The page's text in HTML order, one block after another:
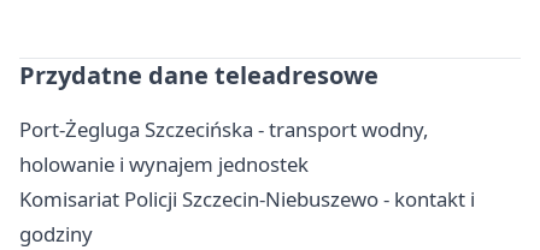
Przydatne dane teleadresowe
Port-Żegluga Szczecińska - transport wodny,
holowanie i wynajem jednostek
Komisariat Policji Szczecin-Niebuszewo - kontakt i
godziny